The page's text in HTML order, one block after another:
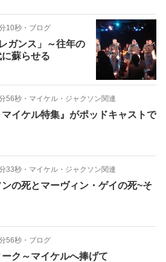
10秒 ・ ブログ
ガンス」～往年の
蘇らせる
56秒 ・ マイケル・ジャクソン関連
イケル特集』がポッドキャストで
33秒 ・ マイケル・ジャクソン関連
の死とマーヴィン・ゲイの死~そ
56秒 ・ ブログ
ク～マイケルへ捧げて